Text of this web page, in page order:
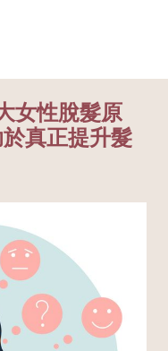
女性脫髮原
真正提升髮